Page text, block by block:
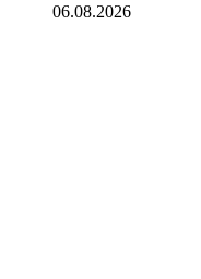
06.08.2026